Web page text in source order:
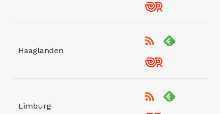
Haaglanden
Limburg